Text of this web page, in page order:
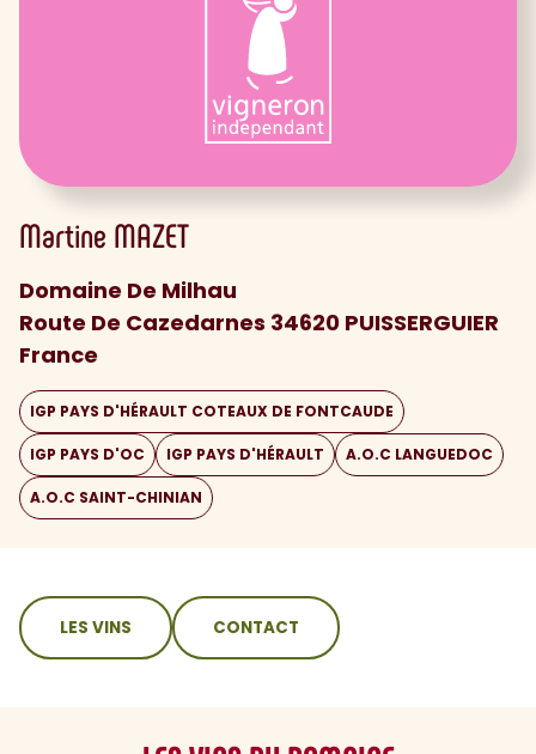
Martine MAZET
Domaine De Milhau
Route De Cazedarnes 34620 PUISSERGUIER
France
IGP PAYS D'HÉRAULT COTEAUX DE FONTCAUDE
IGP PAYS D'OC IGP PAYS D'HÉRAULT A.O.C LANGUEDOC
A.O.C SAINT-CHINIAN
sommaire
LES VINS CONTACT